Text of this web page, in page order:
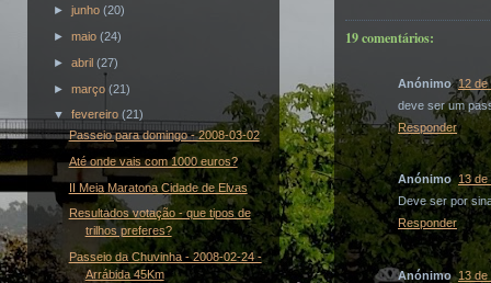
►junho(20)
►maio(24)
►abril(27)
►março(21)
▼fevereiro(21)
Passeio para domingo - 2008-03-02
Até onde vais com 1000 euros?
II Meia Maratona Cidade de Elvas
Resultados votação - que tipos de
trilhos preferes?
Passeio da Chuvinha - 2008-02-24 -
Arrábida 45Km
19 comentários:
Anónimo 12 de
deve ser um
Responder
Anónimo 13 de
Deve ser por
Responder
Anónimo 13